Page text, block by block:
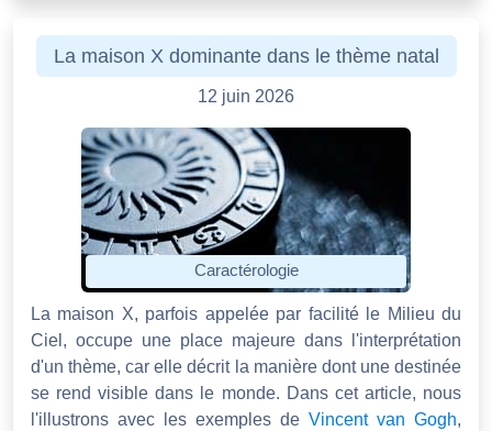
La maison X dominante dans le thème natal
12 juin 2026
Caractérologie
La maison X, parfois appelée par facilité le Milieu du
Ciel, occupe une place majeure dans l'interprétation
d'un thème, car elle décrit la manière dont une destinée
se rend visible dans le monde. Dans cet article, nous
l'illustrons avec les exemples de Vincent van Gogh,